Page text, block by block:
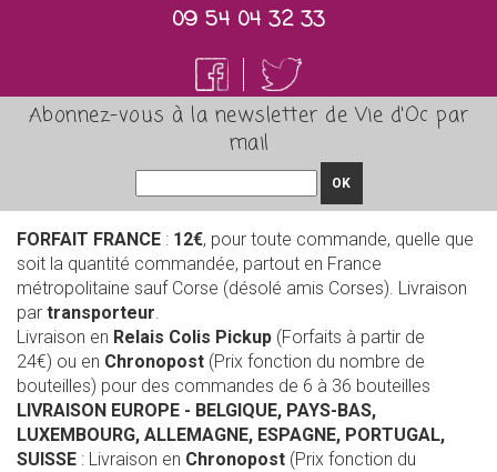
09 54 04 32 33
Abonnez-vous à la newsletter de Vie d'Oc par
mail
OK
FORFAIT FRANCE : 12€, pour toute commande, quelle que
soit la quantité commandée, partout en France
métropolitaine sauf Corse (désolé amis Corses). Livraison
par transporteur.
Livraison en Relais Colis Pickup (Forfaits à partir de
24€) ou en Chronopost (Prix fonction du nombre de
bouteilles) pour des commandes de 6 à 36 bouteilles
LIVRAISON EUROPE - BELGIQUE, PAYS-BAS,
LUXEMBOURG, ALLEMAGNE, ESPAGNE, PORTUGAL,
SUISSE : Livraison en Chronopost (Prix fonction du